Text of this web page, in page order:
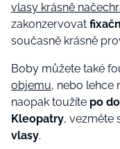
vlasy krásně
zakonzervovat
současně krásně
Boby můžete také
objemu, nebo lehce
naopak toužíte po
Kleopatry, vezměte
vlasy.